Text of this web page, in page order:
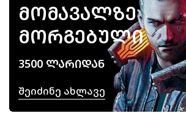
ᲛᲝᲛᲐᲕᲐᲚᲖᲔ
ᲛᲝᲠᲒᲔᲑᲣᲚᲘ
3500 ᲚᲐᲠᲘᲓᲐᲜ
Შეიძინე Ახლავე